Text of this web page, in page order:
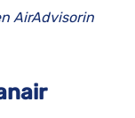
AirAdvisorin